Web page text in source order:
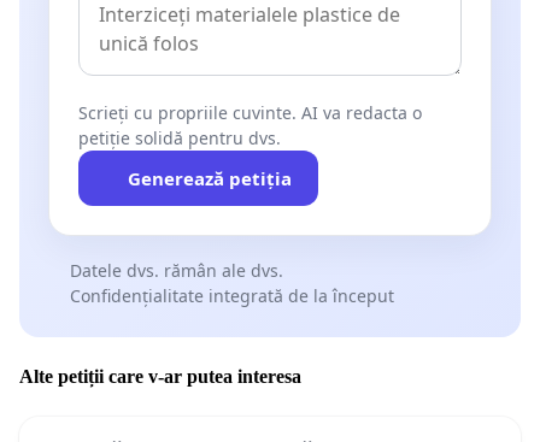
Scrieți cu propriile cuvinte. AI va redacta o
petiție solidă pentru dvs.
Generează petiția
Datele dvs. rămân ale dvs.
Confidențialitate integrată de la început
Alte petiții care v-ar putea interesa